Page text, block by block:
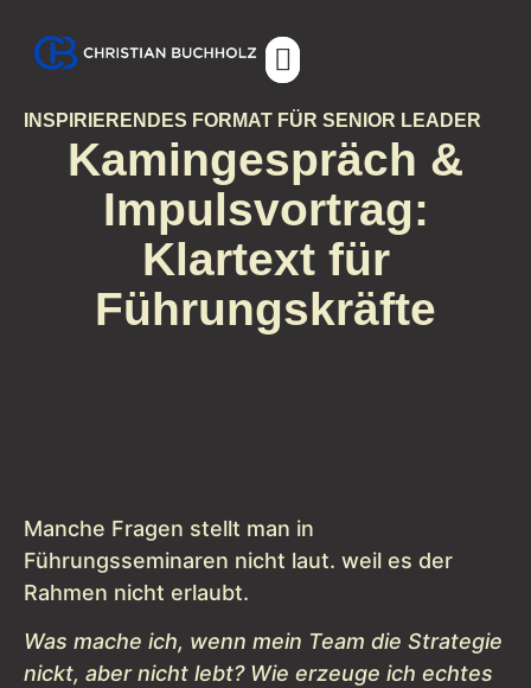
INSPIRIERENDES FORMAT FÜR SENIOR LEADER
Kamingespräch &
Impulsvortrag:
Klartext für
Führungskräfte
Manche Fragen stellt man in
Führungsseminaren nicht laut. weil es der
Rahmen nicht erlaubt.
Was mache ich, wenn mein Team die Strategie
nickt, aber nicht lebt? Wie erzeuge ich echtes